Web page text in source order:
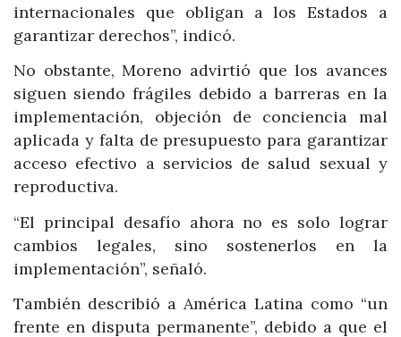
internacionales que obligan a los Estados a
garantizar derechos”, indicó.
No obstante, Moreno advirtió que los avances
siguen siendo frágiles debido a barreras en la
implementación, objeción de conciencia mal
aplicada y falta de presupuesto para garantizar
acceso efectivo a servicios de salud sexual y
reproductiva.
“El principal desafío ahora no es solo lograr
cambios legales, sino sostenerlos en la
implementación”, señaló.
También describió a América Latina como “un
frente en disputa permanente”, debido a que el